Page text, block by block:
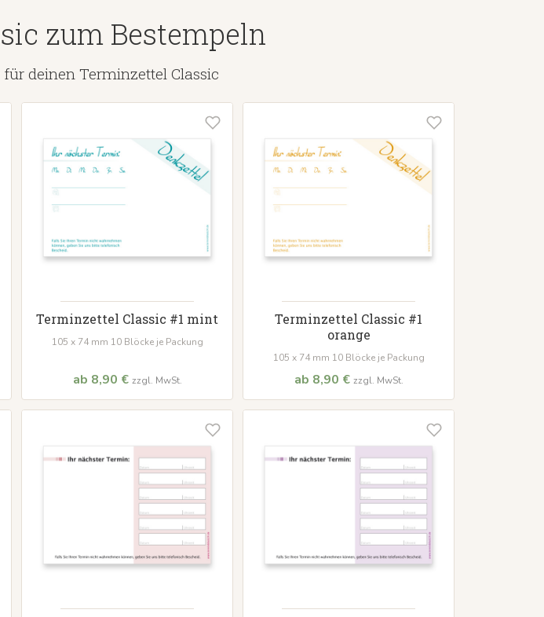
zum Bestempeln
deinen Terminzettel Classic
Terminzettel Classic #1 mint
105 x 74 mm 10 Blöcke je Packung
ab 8,90 € zzgl. MwSt.
Terminzettel Classic #1
orange
105 x 74 mm 10 Blöcke je Packung
ab 8,90 € zzgl. MwSt.